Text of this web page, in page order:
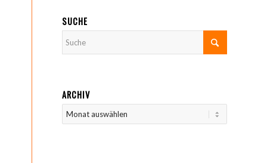
SUCHE
ARCHIV